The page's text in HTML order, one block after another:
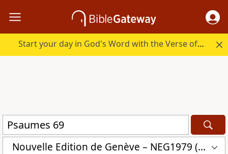
Start your day in God's Word with the Verse of the Day.
Nouvelle Edition de Genève – NEG1979 (NEG1979)